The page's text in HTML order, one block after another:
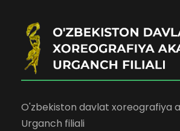
O'zbekiston davlat xoreografiya
Urganch filiali